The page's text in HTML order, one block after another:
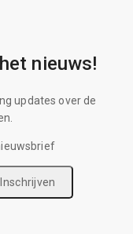
nieuws!
updates over de